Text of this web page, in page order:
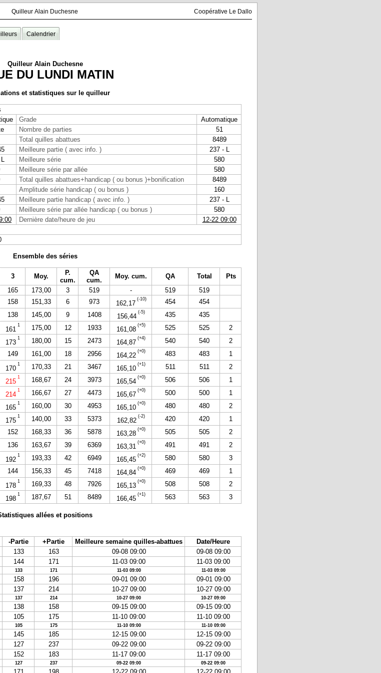
Quilleur Alain Duchesne Coopérative Le Dallo
Calendrier
Quilleur Alain Duchesne
DU LUNDI MATIN
et statistiques sur le quilleur
Grade
Automatique
Nombre de parties
51
Total quilles abattues
8489
Meilleure partie ( avec info. )
237 - L
Meilleure série
580
Meilleure série par allée
580
Total quilles abattues+handicap ( ou bonus )+bonification
8489
Amplitude série handicap ( ou bonus )
160
Meilleure partie handicap ( avec info. )
237 - L
Meilleure série par allée handicap ( ou bonus )
580
Dernière date/heure de jeu
12-22 09:00
Ensemble des séries
3 Moy.
P.
cum.
QA
cum.
Moy. cum. QA Total
Pts
165 173,00 3 519 - 519
519
158 151,33 6 973 162,17
(-10) 454
454
138 145,00 9 1408 156,44
(-5) 435
435
161
1 175,00 12 1933 161,08
(+5) 525 525
2
173
1 180,00 15 2473 164,87
(+4) 540 540
2
149 161,00 18 2956 164,22
(+0) 483 483
1
170
1 170,33 21 3467 165,10
(+1) 511 511
2
215
1 168,67 24 3973 165,54
(+0) 506 506
1
214
1 166,67 27 4473 165,67
(+0) 500 500
1
165
1 160,00 30 4953 165,10
(+0) 480 480
2
175
1 140,00 33 5373 162,82
(-2) 420 420
1
152 168,33 36 5878 163,28
(+0) 505 505
2
136 163,67 39 6369 163,31
(+0) 491 491
2
192
1 193,33 42 6949 165,45
(+2) 580 580
3
144 156,33 45 7418 164,84
(+0) 469 469
1
178
1 169,33 48 7926 165,13
(+0) 508 508
2
198
1 187,67 51 8489 166,45
(+1) 563 563 3
allées et positions
-Partie +Partie Meilleure semaine quilles-abattues
Date/Heure
133 163 09-08 09:00
09-08 09:00
144 171 11-03 09:00 11-03 09:00
133 171 11-03 09:00 11-03 09:00
158 196 09-01 09:00
09-01 09:00
137 214 10-27 09:00 10-27 09:00
137 214 10-27 09:00 10-27 09:00
138 158 09-15 09:00
09-15 09:00
105 175 11-10 09:00 11-10 09:00
105 175 11-10 09:00 11-10 09:00
145 185 12-15 09:00
12-15 09:00
127 237 09-22 09:00
09-22 09:00
152 183 11-17 09:00 11-17 09:00
127 237 09-22 09:00 09-22 09:00